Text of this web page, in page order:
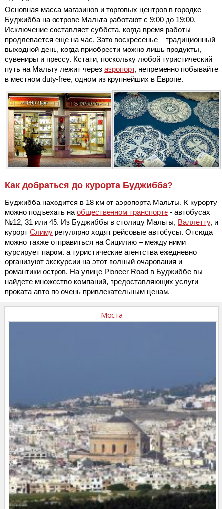
Основная масса магазинов и торговых центров в городке
Буджибба на острове Мальта работают с 9:00 до 19:00.
Исключение составляет суббота, когда время работы
продлевается еще на час. Зато воскресенье – традиционный
выходной день, когда приобрести можно лишь продукты,
сувениры и прессу. Кстати, поскольку любой туристический
путь на Мальту лежит через аэропорт, непременно побывайте
в местном duty-free, одном из крупнейших в Европе.
Как добраться до курорта Буджибба?
Буджибба находится в 18 км от аэропорта Мальты. К курорту
можно подъехать на общественном транспорте - автобусах
№12, 31 или 45. Из Буджиббы в столицу Мальты, Валлетту, и
курорт Слиму регулярно ходят рейсовые автобусы. Отсюда
можно также отправиться на Сицилию – между ними
курсирует паром, а туристические агентства ежедневно
организуют экскурсии на этот полный очарования и
романтики остров. На улице Pioneer Road в Буджиббе вы
найдете множество компаний, предоставляющих услуги
проката авто по очень привлекательным ценам.
Моста